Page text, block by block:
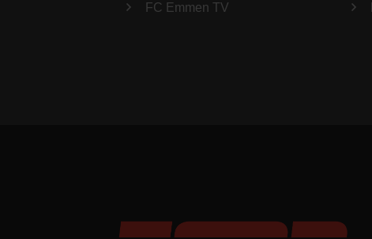
FC Emmen TV